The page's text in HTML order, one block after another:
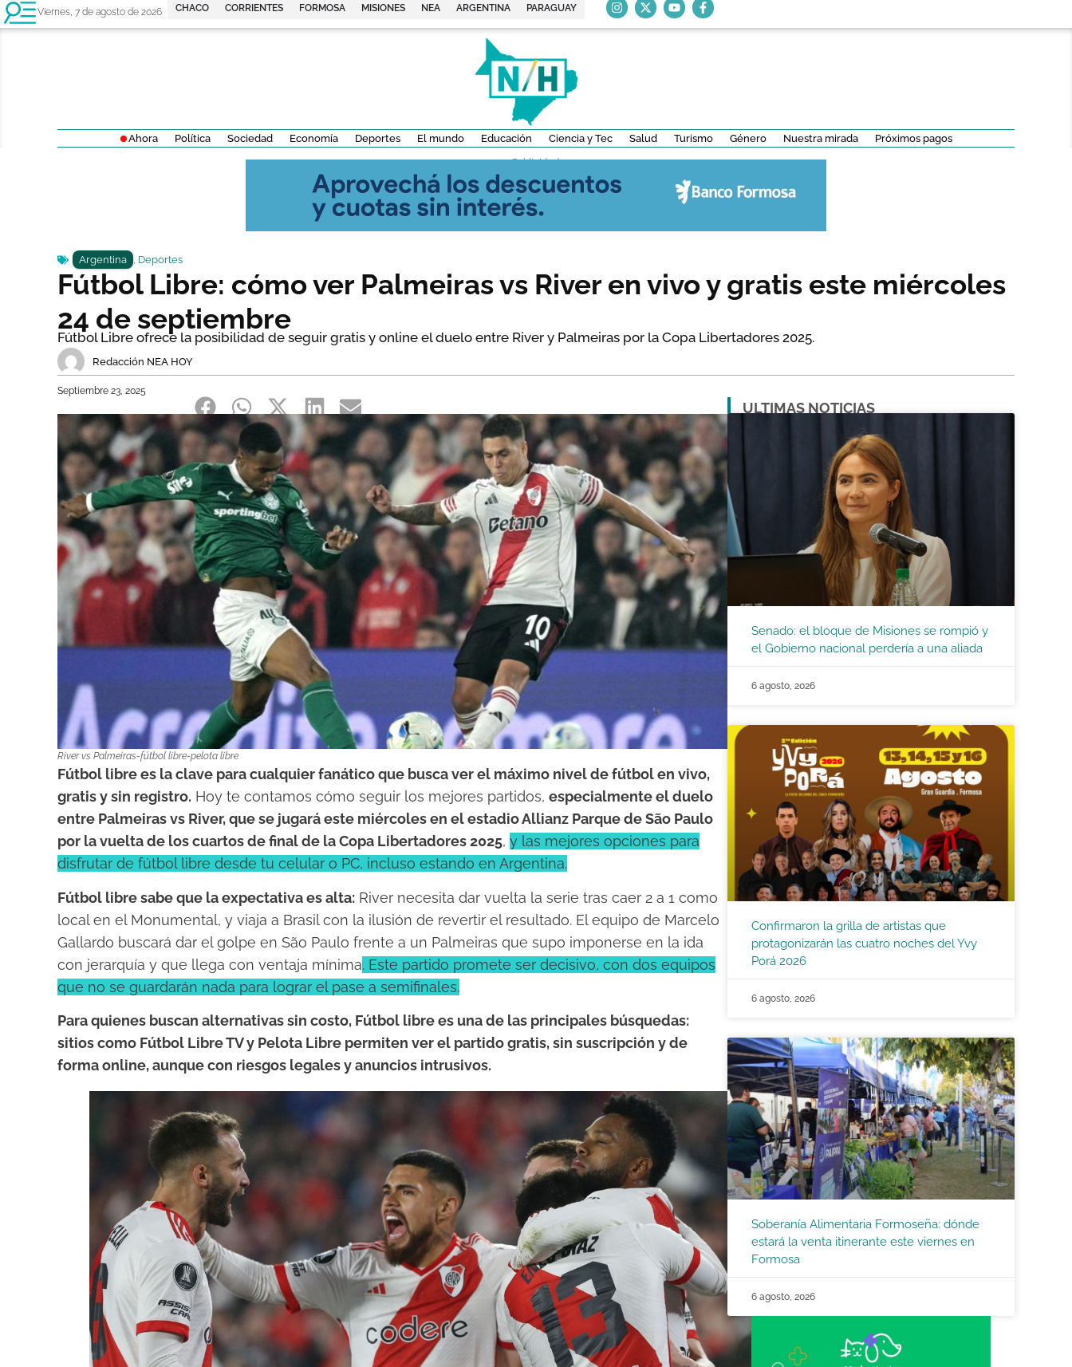
Viernes, 7 de agosto de 2026 CHACO CORRIENTES FORMOSA MISIONES NEA ARGENTINA PARAGUAY
Ahora Política Sociedad Economía Deportes El mundo Educación Ciencia y Tec Salud Turismo Género Nuestra mirada Próximos pagos
- Publicidad -
Argentina , Deportes
Fútbol Libre: cómo ver Palmeiras vs River en vivo y gratis este miércoles
24 de septiembre
Fútbol Libre ofrece la posibilidad de seguir gratis y online el duelo entre River y Palmeiras por la Copa Libertadores 2025.
Redacción NEA HOY
Septiembre 23, 2025
River vs Palmeiras-fútbol libre-pelota libre
Fútbol libre es la clave para cualquier fanático que busca ver el máximo nivel de fútbol en vivo,
gratis y sin registro. Hoy te contamos cómo seguir los mejores partidos, especialmente el duelo
entre Palmeiras vs River, que se jugará este miércoles en el estadio Allianz Parque de São Paulo
por la vuelta de los cuartos de final de la Copa Libertadores 2025, y las mejores opciones para
disfrutar de fútbol libre desde tu celular o PC, incluso estando en Argentina.
Fútbol libre sabe que la expectativa es alta: River necesita dar vuelta la serie tras caer 2 a 1 como
local en el Monumental, y viaja a Brasil con la ilusión de revertir el resultado. El equipo de Marcelo
Gallardo buscará dar el golpe en São Paulo frente a un Palmeiras que supo imponerse en la ida
con jerarquía y que llega con ventaja mínima. Este partido promete ser decisivo, con dos equipos
que no se guardarán nada para lograr el pase a semifinales.
Para quienes buscan alternativas sin costo, Fútbol libre es una de las principales búsquedas:
sitios como Fútbol Libre TV y Pelota Libre permiten ver el partido gratis, sin suscripción y de
forma online, aunque con riesgos legales y anuncios intrusivos.
ULTIMAS NOTICIAS
Senado: el bloque de Misiones se rompió y
el Gobierno nacional perdería a una aliada
6 agosto, 2026
Confirmaron la grilla de artistas que
protagonizarán las cuatro noches del Yvy
Porá 2026
6 agosto, 2026
Soberanía Alimentaria Formoseña: dónde
estará la venta itinerante este viernes en
Formosa
6 agosto, 2026